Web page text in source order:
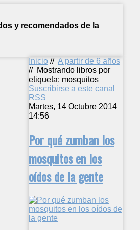
y recomendados de la
Inicio // A partir de 6 años
// Mostrando libros por
etiqueta: mosquitos
Suscribirse a este canal
RSS
Martes, 14 Octubre 2014
14:56
Por qué zumban los
mosquitos en los
oídos de la gente